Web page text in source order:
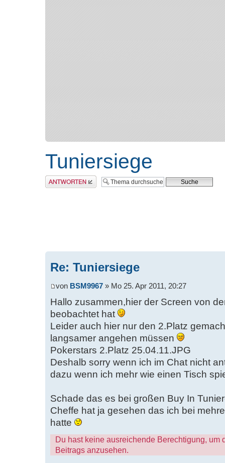
Tuniersiege
Antwort erstellen
Re: Tuniersiege
von BSM9967 » Mo 25. Apr 2011, 20:27
Hallo zusammen,hier der Screen von
beobachtet hat
Leider auch hier nur den 2.Platz
langsamer angehen müssen
Pokerstars 2.Platz 25.04.11.JPG
Deshalb sorry wenn ich im Chat nicht
dazu wenn ich mehr wie einen Tisch
Schade das es bei großen Buy In
Cheffe hat ja gesehen das ich bei
hatte
Du hast keine ausreichende Berechtigung, um
Beitrags anzusehen.